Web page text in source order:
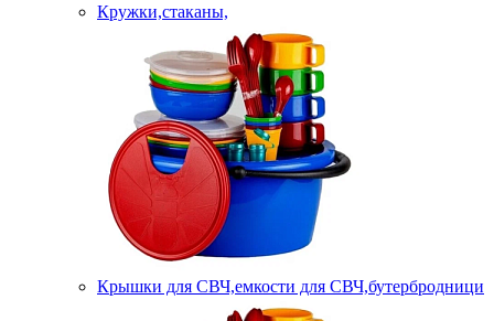
Кружки,стаканы,
Крышки для СВЧ,емкости для СВЧ,бутербродници